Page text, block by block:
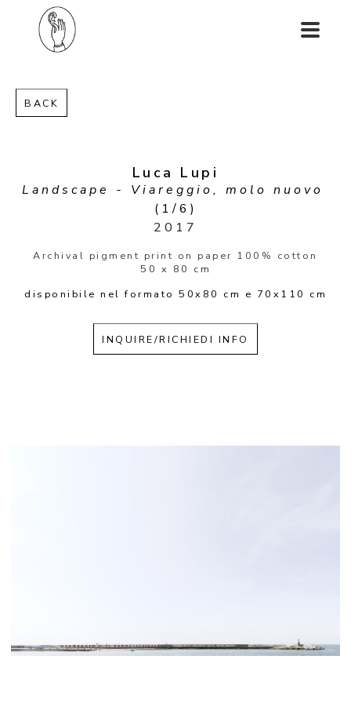
BACK
Luca Lupi
Landscape - Viareggio, molo nuovo
(1/6)
2017
Archival pigment print on paper 100% cotton
50 x 80 cm
disponibile nel formato 50x80 cm e 70x110 cm
INQUIRE/RICHIEDI INFO